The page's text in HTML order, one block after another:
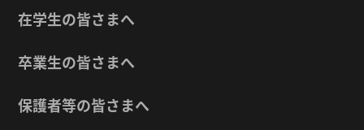
在学生の皆さまへ
卒業生の皆さまへ
保護者等の皆さまへ